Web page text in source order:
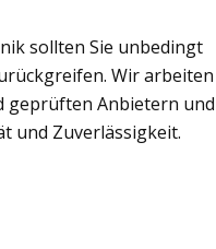
sollten Sie unbedingt
Wir arbeiten
geprüften Anbietern und
und Zuverlässigkeit.